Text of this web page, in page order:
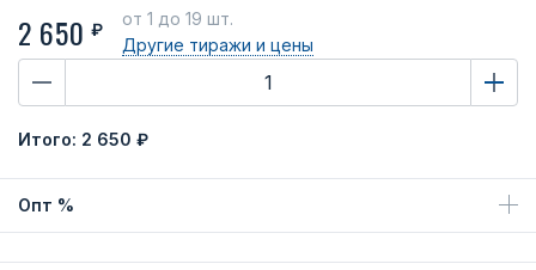
2 650 ₽
от 1 до 19 шт.
Другие тиражи и цены
Итого: 2 650 ₽
Опт %